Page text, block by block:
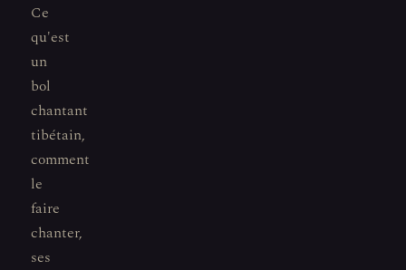
Ce
qu'est
un
bol
chantant
tibétain,
comment
le
faire
chanter,
ses